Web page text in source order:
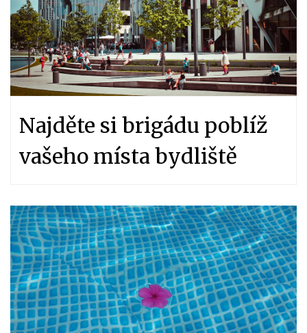
Najděte si brigádu poblíž
vašeho místa bydliště